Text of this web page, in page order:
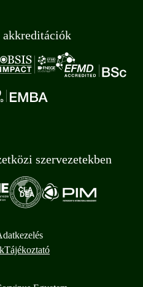
szervezetekben
Tájékoztató